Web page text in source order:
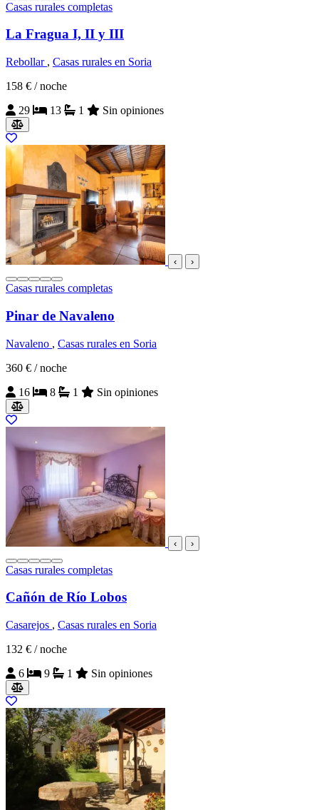
Casas rurales completas
La Fragua I, II y III
Rebollar , Casas rurales en Soria
158 € / noche
29
13 1 Sin opiniones
‹ ›
Casas rurales completas
Pinar de Navaleno
Navaleno , Casas rurales en Soria
360 € / noche
16
8 1 Sin opiniones
‹ ›
Casas rurales completas
Cañón de Río Lobos
Casarejos , Casas rurales en Soria
132 € / noche
6
9 1 Sin opiniones